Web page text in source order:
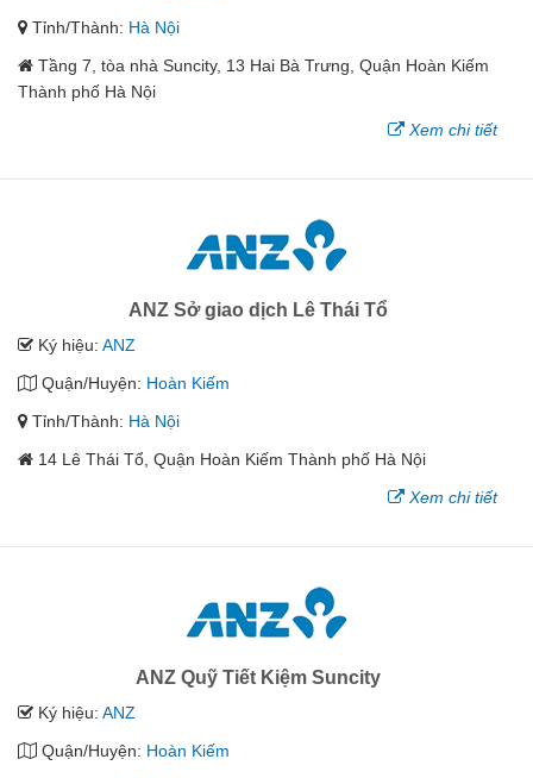
Tỉnh/Thành: Hà Nội
Tầng 7, tòa nhà Suncity, 13 Hai Bà Trưng, Quận Hoàn Kiếm
Thành phố Hà Nội
Xem chi tiết
ANZ Sở giao dịch Lê Thái Tổ
Ký hiệu: ANZ
Quận/Huyện: Hoàn Kiếm
Tỉnh/Thành: Hà Nội
14 Lê Thái Tổ, Quận Hoàn Kiếm Thành phố Hà Nội
Xem chi tiết
ANZ Quỹ Tiết Kiệm Suncity
Ký hiệu: ANZ
Quận/Huyện: Hoàn Kiếm